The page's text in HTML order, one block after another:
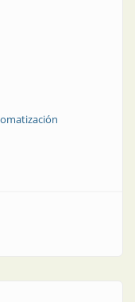
industrial